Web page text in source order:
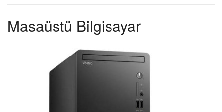
Masaüstü Bilgisayar